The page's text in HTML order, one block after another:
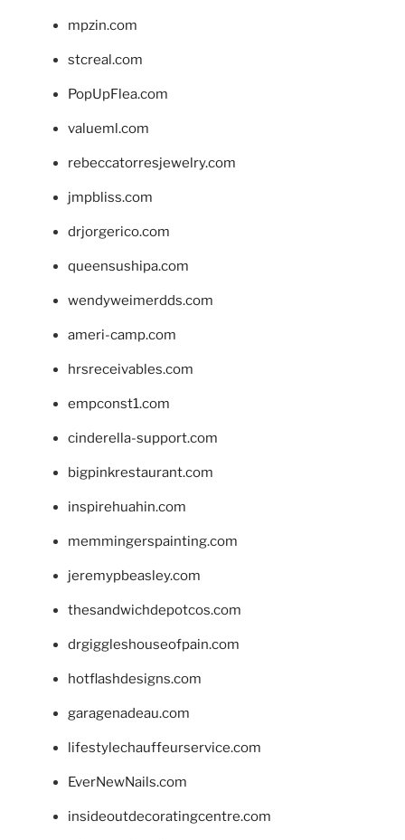
mpzin.com
stcreal.com
PopUpFlea.com
valueml.com
rebeccatorresjewelry.com
jmpbliss.com
drjorgerico.com
queensushipa.com
wendyweimerdds.com
ameri-camp.com
hrsreceivables.com
empconst1.com
cinderella-support.com
bigpinkrestaurant.com
inspirehuahin.com
memmingerspainting.com
jeremypbeasley.com
thesandwichdepotcos.com
drgiggleshouseofpain.com
hotflashdesigns.com
garagenadeau.com
lifestylechauffeurservice.com
EverNewNails.com
insideoutdecoratingcentre.com